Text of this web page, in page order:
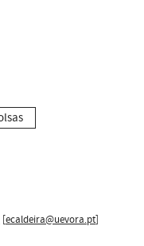
[ecaldeira@uevora.pt]